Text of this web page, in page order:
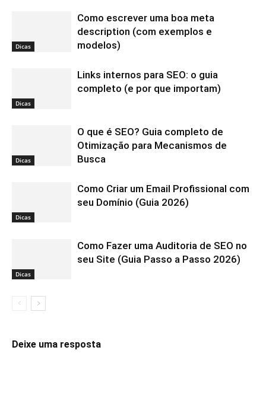
Dicas
Como escrever uma boa meta
description (com exemplos e
modelos)
Dicas
Links internos para SEO: o guia
completo (e por que importam)
Dicas
O que é SEO? Guia completo de
Otimização para Mecanismos de
Busca
Dicas
Como Criar um Email Profissional com
seu Domínio (Guia 2026)
Dicas
Como Fazer uma Auditoria de SEO no
seu Site (Guia Passo a Passo 2026)
Deixe uma resposta